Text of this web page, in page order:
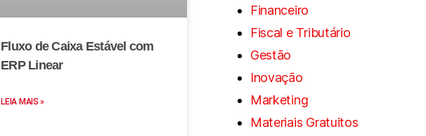
Fluxo de Caixa Estável com
ERP Linear
LEIA MAIS »
Financeiro
Fiscal e Tributário
Gestão
Inovação
Marketing
Materiais Gratuitos